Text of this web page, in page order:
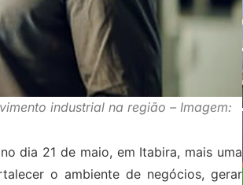
industrial na região – Imagem:
dia 21 de maio, em Itabira, mais uma
o ambiente de negócios, gerar